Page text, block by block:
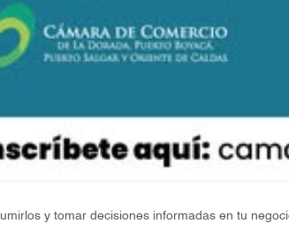
y tomar decisiones informadas en tu